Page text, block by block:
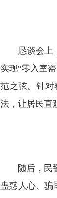
恳谈会上，
实现“零入室
范之弦。针
法，让居民直
随后，民警
蛊惑人心、骗